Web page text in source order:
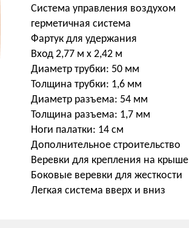
Система управления воздухом
герметичная система
Фартук для удержания
Вход 2,77 м x 2,42 м
Диаметр трубки: 50 мм
Толщина трубки: 1,6 мм
Диаметр разъема: 54 мм
Толщина разъема: 1,7 мм
Ноги палатки: 14 см
Дополнительное строительство
Веревки для крепления на крыше
Боковые веревки для жесткости
Легкая система вверх и вниз